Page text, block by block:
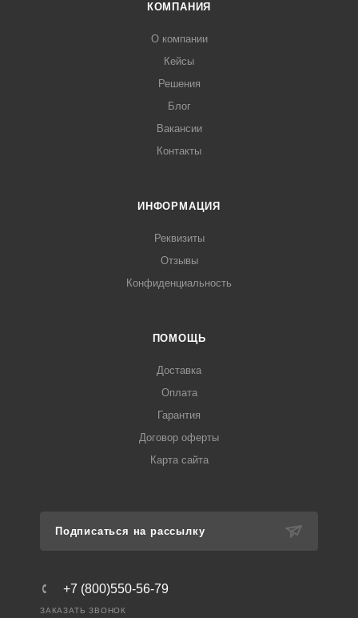
КОМПАНИЯ
О компании
Кейсы
Решения
Блог
Вакансии
Контакты
ИНФОРМАЦИЯ
Реквизиты
Отзывы
Конфиденциальность
ПОМОЩЬ
Доставка
Оплата
Гарантия
Договор оферты
Карта сайта
Подписаться на рассылку
+7 (800)550-56-79
ЗАКАЗАТЬ ЗВОНОК